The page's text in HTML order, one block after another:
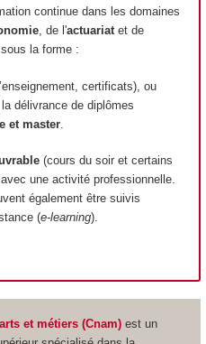
continue dans les domaines
, de l'actuariat et de
la forme :
certificats), ou
délivrance de diplômes
et master.
(cours du soir et certains
une activité professionnelle.
également être suivis
(e-learning).
et métiers (Cnam)est un